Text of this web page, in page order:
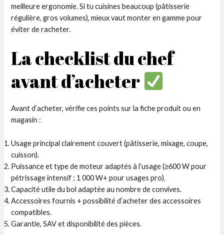
meilleure ergonomie. Si tu cuisines beaucoup (pâtisserie
régulière, gros volumes), mieux vaut monter en gamme pour
éviter de racheter.
La checklist du chef
avant d’acheter
Avant d’acheter, vérifie ces points sur la fiche produit ou en
magasin :
Usage principal clairement couvert (pâtisserie, mixage, coupe,
cuisson).
Puissance et type de moteur adaptés à l’usage (≥600 W pour
pétrissage intensif ; 1 000 W+ pour usages pro).
Capacité utile du bol adaptée au nombre de convives.
Accessoires fournis + possibilité d’acheter des accessoires
compatibles.
Garantie, SAV et disponibilité des pièces.